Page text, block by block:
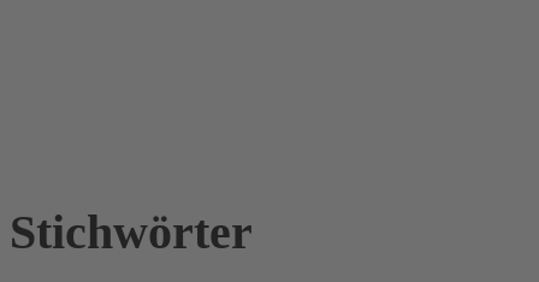
Stichwörter